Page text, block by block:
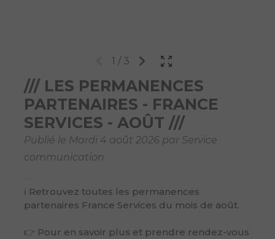
1 / 3
/// LES PERMANENCES
PARTENAIRES - FRANCE
SERVICES - AOÛT ///
Publié le Mardi 4 août 2026 par Service
communication
ℹ Retrouvez toutes les permanences
partenaires France Services du mois de août.
👉 Pour en savoir plus et prendre rendez-vous